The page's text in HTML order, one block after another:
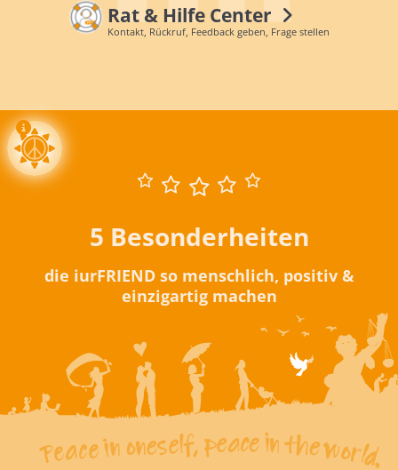
Rat & Hilfe Center
Kontakt, Rückruf, Feedback geben, Frage stellen
5 Besonderheiten
die iurFRIEND so menschlich, positiv &
einzigartig machen